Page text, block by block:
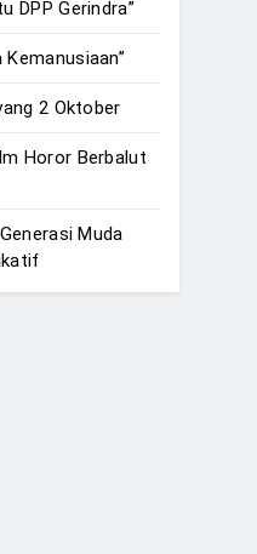
DPP Gerindra”
2 Oktober
Horor Berbalut
Muda